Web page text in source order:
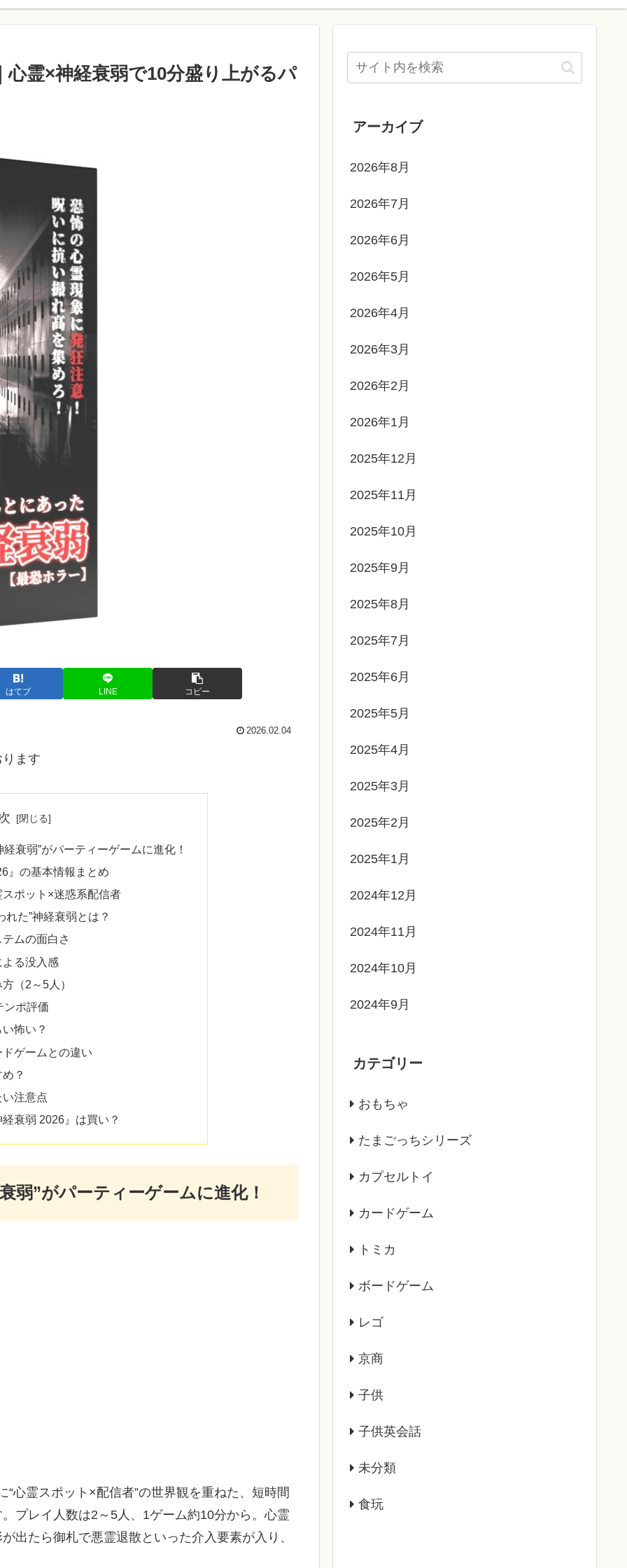
霊×神経衰弱で10分盛り上がるパ
はてブ LINE コピー
2026.02.04
ます
衰弱”がパーティーゲームに進化！
』の基本情報まとめ
ポット×迷惑系配信者
た”神経衰弱とは？
ムの面白さ
る没入感
（2～5人）
ポ評価
怖い？
ゲームとの違い
？
注意点
衰弱 2026』は買い？
弱”がパーティーゲームに進化！
心霊スポット×配信者”の世界観を重ねた、短時間
プレイ人数は2～5人、1ゲーム約10分から。心霊
出たら御札で悪霊退散といった介入要素が入り、
アーカイブ
2026年8月
2026年7月
2026年6月
2026年5月
2026年4月
2026年3月
2026年2月
2026年1月
2025年12月
2025年11月
2025年10月
2025年9月
2025年8月
2025年7月
2025年6月
2025年5月
2025年4月
2025年3月
2025年2月
2025年1月
2024年12月
2024年11月
2024年10月
2024年9月
カテゴリー
おもちゃ
たまごっちシリーズ
カプセルトイ
カードゲーム
トミカ
ボードゲーム
レゴ
京商
子供
子供英会話
未分類
食玩